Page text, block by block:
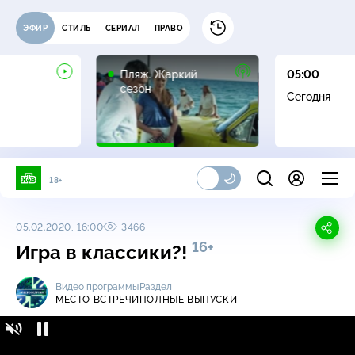
ЭФИР СТИЛЬ СЕРИАЛ ПРАВО
Пляж. Жаркий
сезон
16+
05:00
Сегодня
18+
05.02.2020, 16:00 3466
Игра в классики?! 16+
Видео программы
МЕСТО ВСТРЕЧИ
Раздел
ПОЛНЫЕ ВЫПУСКИ